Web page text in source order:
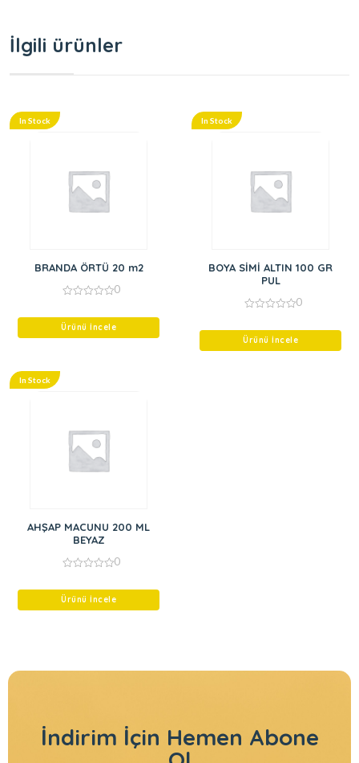
İlgili ürünler
In Stock
BRANDA ÖRTÜ 20 m2
of
0
Ürünü İncele
In Stock
BOYA SİMİ ALTIN 100 GR
PUL
of
0
Ürünü İncele
In Stock
AHŞAP MACUNU 200 ML
BEYAZ
of
0
Ürünü İncele
İndirim İçin Hemen Abone